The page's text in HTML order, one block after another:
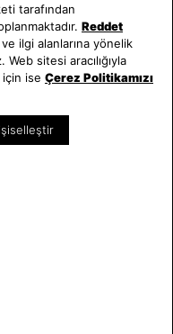
& Aksesuar
Özel
tarafından
Reddet
ilgi alanlarına yönelik
sitesi aracılığıyla
ise Çerez Politikamızı